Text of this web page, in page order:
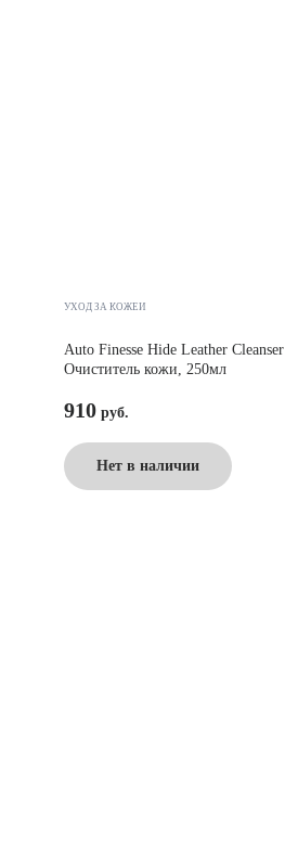
УХОД ЗА КОЖЕЙ
Auto Finesse Hide Leather Cleanser
Очиститель кожи, 250мл
910
Нет в наличии